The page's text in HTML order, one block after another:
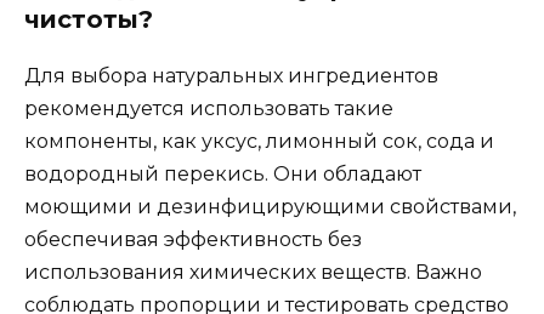
чистоты?
Для выбора натуральных ингредиентов
рекомендуется использовать такие
компоненты, как уксус, лимонный сок, сода и
водородный перекись. Они обладают
моющими и дезинфицирующими свойствами,
обеспечивая эффективность без
использования химических веществ. Важно
соблюдать пропорции и тестировать средство